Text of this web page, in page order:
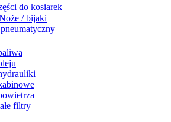
do kosiarek
/ bijaki
filtry